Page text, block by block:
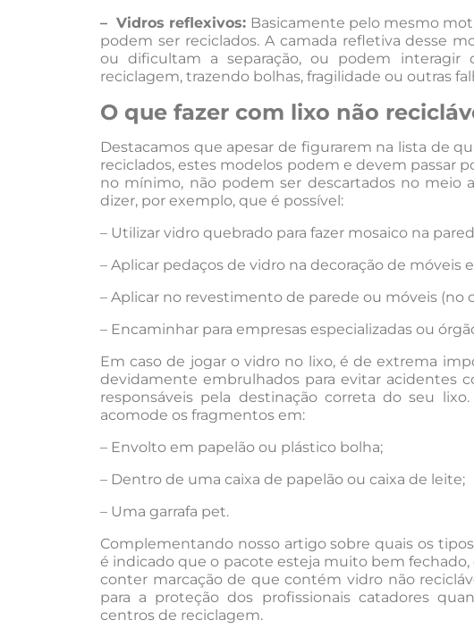
– Vidros reflexivos: Basicamente pelo mesmo
podem ser reciclados. A camada refletiva desse
ou dificultam a separação, ou podem interagir
reciclagem, trazendo bolhas, fragilidade ou outras
O que fazer com lixo não
Destacamos que apesar de figurarem na lista de
reciclados, estes modelos podem e devem passar
no mínimo, não podem ser descartados no meio
dizer, por exemplo, que é possível:
– Utilizar vidro quebrado para fazer mosaico na
– Aplicar pedaços de vidro na decoração de móveis
– Aplicar no revestimento de parede ou móveis (no
– Encaminhar para empresas especializadas ou
Em caso de jogar o vidro no lixo, é de extrema
devidamente embrulhados para evitar acidentes
responsáveis pela destinação correta do seu
acomode os fragmentos em:
– Envolto em papelão ou plástico bolha;
– Dentro de uma caixa de papelão ou caixa de leite;
– Uma garrafa pet.
Complementando nosso artigo sobre quais os
é indicado que o pacote esteja muito bem
conter marcação de que contém vidro não
para a proteção dos profissionais catadores
centros de reciclagem.